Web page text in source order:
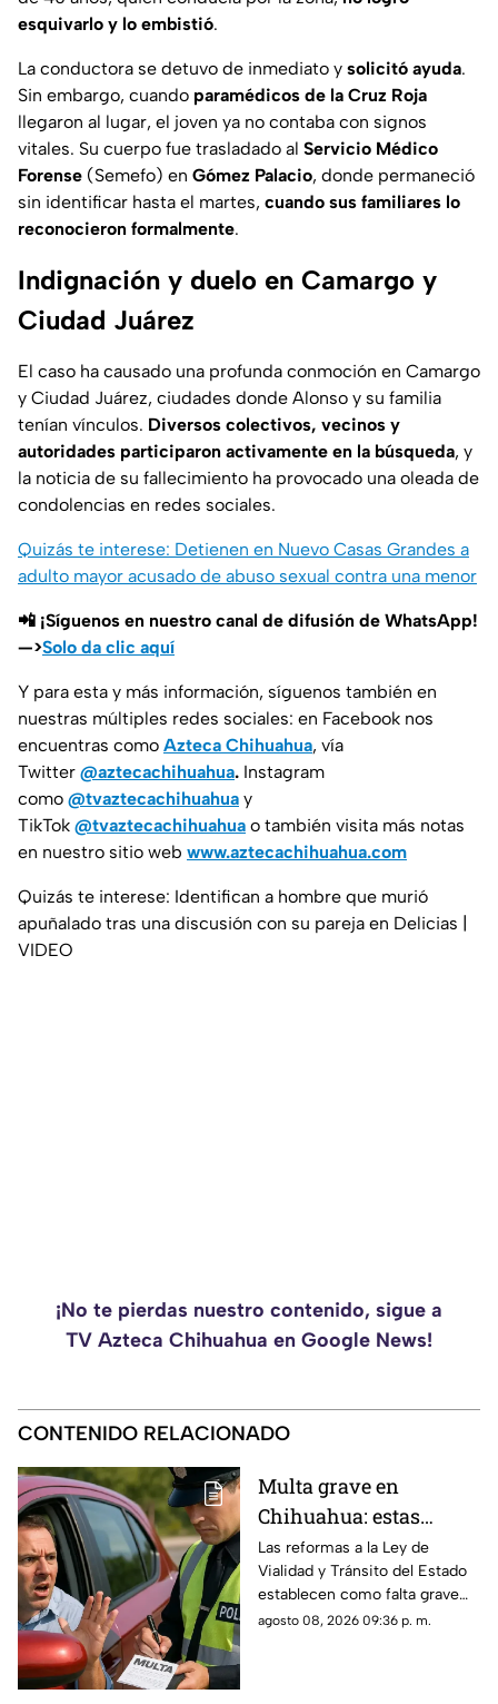
esquivarlo y lo embistió.
La conductora se detuvo de inmediato y solicitó ayuda.
Sin embargo, cuando paramédicos de la Cruz Roja
llegaron al lugar, el joven ya no contaba con signos
vitales. Su cuerpo fue trasladado al Servicio Médico
Forense (Semefo) en Gómez Palacio, donde permaneció
sin identificar hasta el martes, cuando sus familiares lo
reconocieron formalmente.
Indignación y duelo en Camargo y
Ciudad Juárez
El caso ha causado una profunda conmoción en Camargo
y Ciudad Juárez, ciudades donde Alonso y su familia
tenían vínculos. Diversos colectivos, vecinos y
autoridades participaron activamente en la búsqueda, y
la noticia de su fallecimiento ha provocado una oleada de
condolencias en redes sociales.
Quizás te interese: Detienen en Nuevo Casas Grandes a
adulto mayor acusado de abuso sexual contra una menor
📲 ¡Síguenos en nuestro canal de difusión de WhatsApp!
—>Solo da clic aquí
Y para esta y más información, síguenos también en
nuestras múltiples redes sociales: en Facebook nos
encuentras como Azteca Chihuahua, vía
Twitter @aztecachihuahua. Instagram
como @tvaztecachihuahua y
TikTok @tvaztecachihuahua o también visita más notas
en nuestro sitio web www.aztecachihuahua.com
Quizás te interese: Identifican a hombre que murió
apuñalado tras una discusión con su pareja en Delicias |
VIDEO
¡No te pierdas nuestro contenido, sigue a
TV Azteca Chihuahua en Google News!
CONTENIDO RELACIONADO
Multa grave en
Chihuahua: estas
velocidades ya pueden
generar sanciones más
severas
Las reformas a la Ley de
Vialidad y Tránsito del Estado
establecen como falta grave
superar en 25 kilómetros por
agosto 08, 2026 09:36 p. m.